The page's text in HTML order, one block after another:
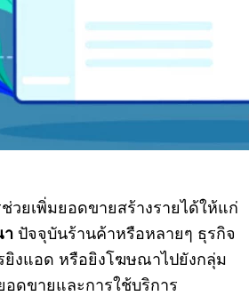
วยเพิ่มยอดขายสร้างรายได้ให้แก่
า ปัจจุบันร้านค้าหรือหลายๆ ธุรกิจ
งแอด หรือยิงโฆษณาไปยังกลุ่ม
อดขายและการใช้บริการ